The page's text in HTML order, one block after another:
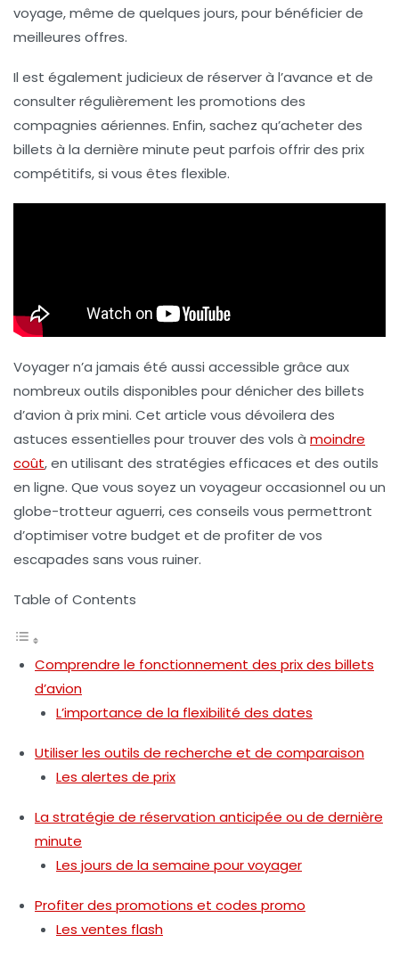
voyage, même de quelques jours, pour bénéficier de
meilleures offres.
Il est également judicieux de réserver à l’avance et de
consulter régulièrement les promotions des
compagnies aériennes. Enfin, sachez qu’acheter des
billets à la dernière minute peut parfois offrir des prix
compétitifs, si vous êtes flexible.
Voyager n’a jamais été aussi accessible grâce aux
nombreux outils disponibles pour dénicher des billets
d’avion à prix mini. Cet article vous dévoilera des
astuces essentielles pour trouver des vols à moindre
coût, en utilisant des stratégies efficaces et des outils
en ligne. Que vous soyez un voyageur occasionnel ou un
globe-trotteur aguerri, ces conseils vous permettront
d’optimiser votre budget et de profiter de vos
escapades sans vous ruiner.
Table of Contents
Comprendre le fonctionnement des prix des billets
d’avion
L’importance de la flexibilité des dates
Utiliser les outils de recherche et de comparaison
Les alertes de prix
La stratégie de réservation anticipée ou de dernière
minute
Les jours de la semaine pour voyager
Profiter des promotions et codes promo
Les ventes flash